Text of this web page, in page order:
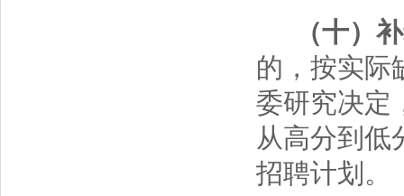
（十）
的，按实际
委研究决定
从高分到低
招聘计划。